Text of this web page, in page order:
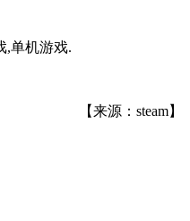
,单机游戏.
【来源：steam】